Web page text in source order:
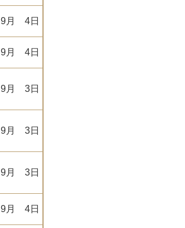
9月 4日
9月 4日
9月 3日
9月 3日
9月 3日
9月 4日